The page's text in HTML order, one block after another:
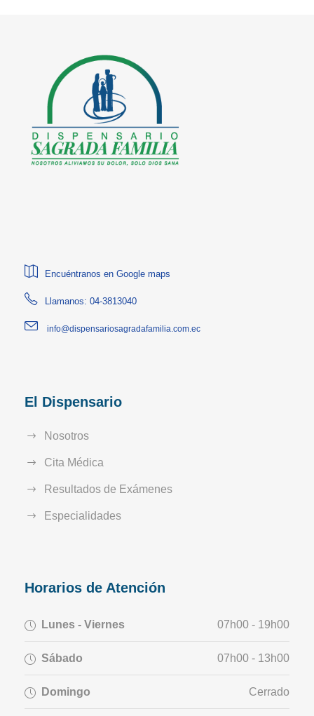
Encuéntranos en Google maps
Llamanos: 04-3813040
info@dispensariosagradafamilia.com.ec
El Dispensario
Nosotros
Cita Médica
Resultados de Exámenes
Especialidades
Horarios de Atención
Lunes - Viernes 07h00 - 19h00
Sábado 07h00 - 13h00
Domingo Cerrado